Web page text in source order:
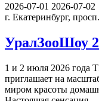
2026-07-01 2026-07-02
г. Екатеринбург,
УралЗооШоу
1 и 2 июля 2026 года
приглашает на
миром красоты